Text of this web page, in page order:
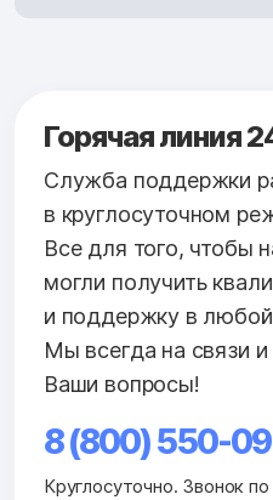
Горячая линия
Служба поддержки
в круглосуточном
Все для того, чтобы
могли получить
и поддержку в любой
Мы всегда на связи и
Ваши вопросы!
8 (800) 550-
Круглосуточно. Звонок